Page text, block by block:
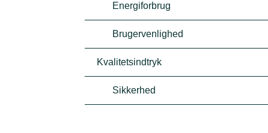
Energiforbrug
Brugervenlighed
Kvalitetsindtryk
Sikkerhed